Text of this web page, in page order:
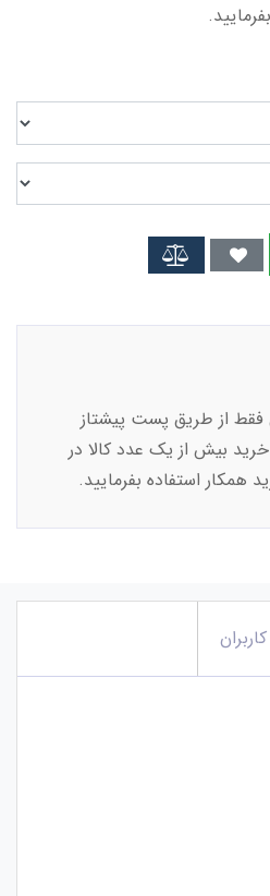
فقط از طریق پست پیشتاز
. 2) برای خرید بیش از یک عدد کالا در
استفاده بفرمایید.